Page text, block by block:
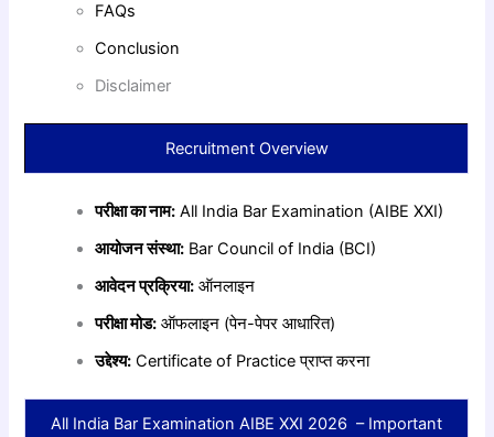
FAQs
Conclusion
Disclaimer
Recruitment Overview
परीक्षा का नाम: All India Bar Examination (AIBE XXI)
आयोजन संस्था: Bar Council of India (BCI)
आवेदन प्रक्रिया: ऑनलाइन
परीक्षा मोड: ऑफलाइन (पेन-पेपर आधारित)
उद्देश्य: Certificate of Practice प्राप्त करना
All India Bar Examination AIBE XXI 2026 – Important